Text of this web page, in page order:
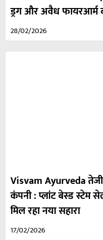
ड्रग और अवैध फायरआर्म
28/02/2026
Visvam Ayurveda
कंपनी : प्लांट बेस्ड स्टेम
मिल रहा नया सहारा
17/02/2026